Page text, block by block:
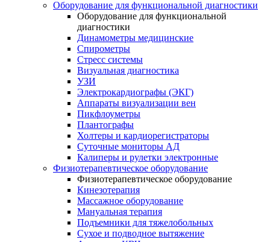
Оборудование для функциональной диагностики
Оборудование для функциональной
диагностики
Динамометры медицинские
Спирометры
Стресс системы
Визуальная диагностика
УЗИ
Электрокардиографы (ЭКГ)
Аппараты визуализации вен
Пикфлоуметры
Плантографы
Холтеры и кардиорегистраторы
Суточные мониторы АД
Калиперы и рулетки электронные
Физиотерапевтическое оборудование
Физиотерапевтическое оборудование
Кинезотерапия
Массажное оборудование
Мануальная терапия
Подъемники для тяжелобольных
Сухое и подводное вытяжение